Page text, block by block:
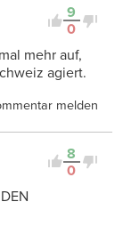
9
0
mehr auf,
agiert.
melden
8
0